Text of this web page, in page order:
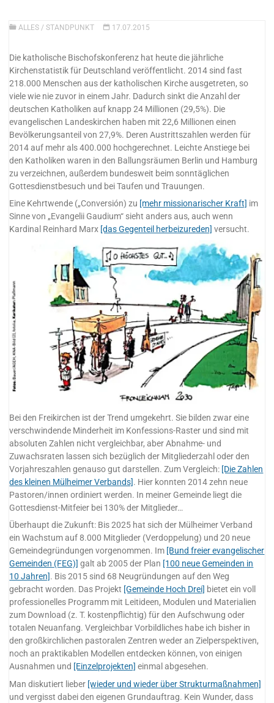
ALLES / STANDPUNKT 17.07.2015
Die katholische Bischofskonferenz hat heute die jährliche
Kirchenstatistik für Deutschland veröffentlicht. 2014 sind fast
218.000 Menschen aus der katholischen Kirche ausgetreten, so
viele wie nie zuvor in einem Jahr. Dadurch sinkt die Anzahl der
deutschen Katholiken auf knapp 24 Millionen (29,5%). Die
evangelischen Landeskirchen haben mit 22,6 Millionen einen
Bevölkerungsanteil von 27,9%. Deren Austrittszahlen werden für
2014 auf mehr als 400.000 hochgerechnet. Leichte Anstiege bei
den Katholiken waren in den Ballungsräumen Berlin und Hamburg
zu verzeichnen, außerdem bundesweit beim sonntäglichen
Gottesdienstbesuch und bei Taufen und Trauungen.
Eine Kehrtwende („Conversión) zu [mehr missionarischer Kraft] im
Sinne von „Evangelii Gaudium“ sieht anders aus, auch wenn
Kardinal Reinhard Marx [das Gegenteil herbeizureden] versucht.
Bei den Freikirchen ist der Trend umgekehrt. Sie bilden zwar eine
verschwindende Minderheit im Konfessions-Raster und sind mit
absoluten Zahlen nicht vergleichbar, aber Abnahme- und
Zuwachsraten lassen sich bezüglich der Mitgliederzahl oder den
Vorjahreszahlen genauso gut darstellen. Zum Vergleich: [Die Zahlen
des kleinen Mülheimer Verbands]. Hier konnten 2014 zehn neue
Pastoren/innen ordiniert werden. In meiner Gemeinde liegt die
Gottesdienst-Mitfeier bei 130% der Mitglieder…
Überhaupt die Zukunft: Bis 2025 hat sich der Mülheimer Verband
ein Wachstum auf 8.000 Mitglieder (Verdoppelung) und 20 neue
Gemeindegründungen vorgenommen. Im [Bund freier evangelischer
Gemeinden (FEG)] galt ab 2005 der Plan [100 neue Gemeinden in
10 Jahren]. Bis 2015 sind 68 Neugründungen auf den Weg
gebracht worden. Das Projekt [Gemeinde Hoch Drei] bietet ein voll
professionelles Programm mit Leitideen, Modulen und Materialien
zum Download (z. T. kostenpflichtig) für den Aufschwung oder
totalen Neuanfang. Vergleichbar Vorbildliches habe ich bisher in
den großkirchlichen pastoralen Zentren weder an Zielperspektiven,
noch an praktikablen Modellen entdecken können, von einigen
Ausnahmen und [Einzelprojekten] einmal abgesehen.
Man diskutiert lieber [wieder und wieder über Strukturmaßnahmen]
und vergisst dabei den eigenen Grundauftrag. Kein Wunder, dass